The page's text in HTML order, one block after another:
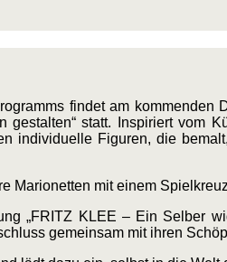
findet am
gestalten“ statt. Inspiriert vom
individuelle Figuren, die
Marionetten mit einem
„FRITZ KLEE – Ein Selber
gemeinsam mit ihren